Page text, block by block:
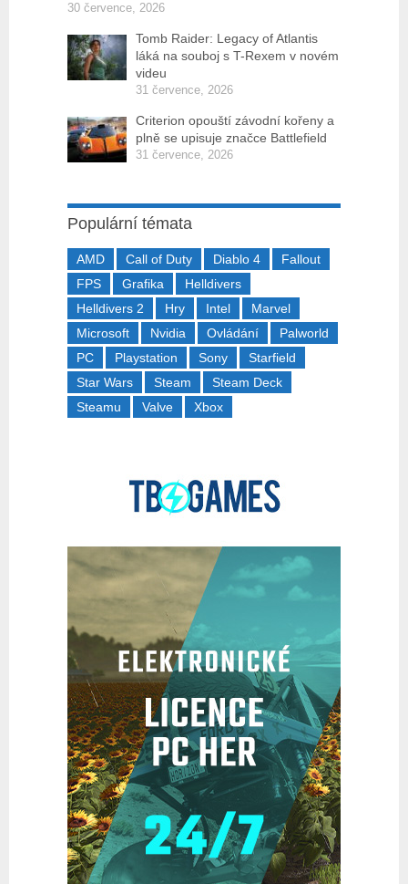
30 července, 2026
Tomb Raider: Legacy of Atlantis
láká na souboj s T-Rexem v novém
videu
31 července, 2026
Criterion opouští závodní kořeny a
plně se upisuje značce Battlefield
31 července, 2026
Populární témata
AMD Call of Duty Diablo 4
Fallout
FPS
Grafika
Helldivers
Helldivers 2
Hry Intel
Marvel
Microsoft
Nvidia Ovládání
Palworld
PC
Playstation Sony
Starfield
Star Wars
Steam
Steam Deck
Steamu
Valve Xbox